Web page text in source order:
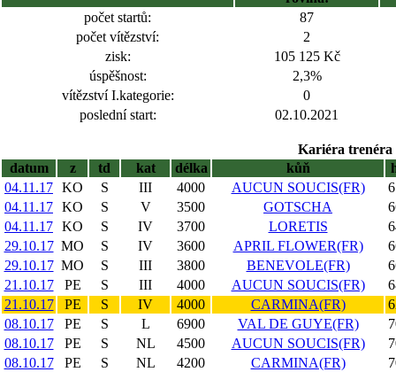
počet startů:
87
počet vítězství:
2
zisk:
105 125 Kč
úspěšnost:
2,3%
vítězství I.kategorie:
0
poslední start:
02.10.2021
Kariéra trenéra
datum
z td kat délka kůň
04.11.17 KO S III 4000 AUCUN SOUCIS(FR)
04.11.17 KO S V 3500 GOTSCHA
04.11.17 KO S IV 3700 LORETIS
29.10.17 MO S IV 3600 APRIL FLOWER(FR)
29.10.17 MO S III 3800 BENEVOLE(FR)
21.10.17
PE S III 4000 AUCUN SOUCIS(FR)
21.10.17
PE S IV 4000 CARMINA(FR)
08.10.17
PE S L 6900 VAL DE GUYE(FR)
08.10.17
PE S NL 4500 AUCUN SOUCIS(FR)
08.10.17
PE S NL 4200 CARMINA(FR)